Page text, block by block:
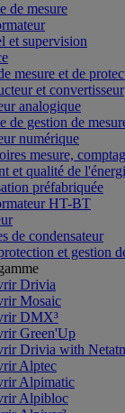
de mesure
et supervision
mesure et de
et convertisseur
analogique
de gestion de
numérique
mesure,
et qualité de
préfabriquée
HT-BT
de condensateur
et gestion
Drivia
Mosaic
DMX³
Green'Up
Drivia with
Alptec
Alpimatic
Alpibloc